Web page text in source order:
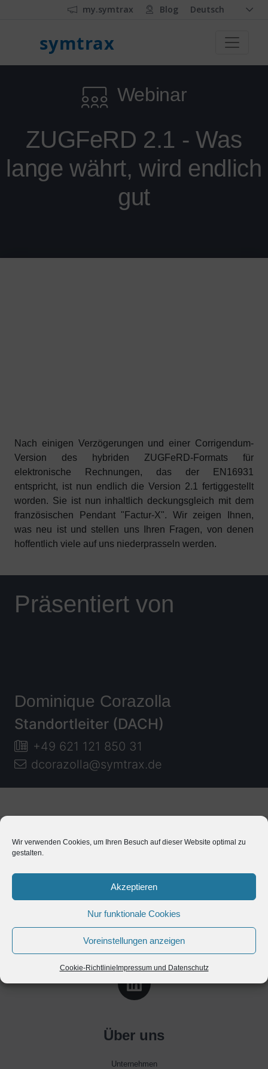
Wir verwenden Cookies, um Ihren Besuch auf dieser Website optimal zu
gestalten.
Akzeptieren
Nur funktionale Cookies
Voreinstellungen anzeigen
Cookie-Richtlinie Impressum und Datenschutz
my.symtrax Blog Deutsch
symtrax
Webinar
ZUGFeRD 2.1 - Was
lange währt, wird endlich
gut
Nach einigen Verzögerungen und einer Corrigendum-
Version des hybriden ZUGFeRD-Formats für
elektronische Rechnungen, das der EN16931
entspricht, ist nun endlich die Version 2.1 fertiggestellt
worden. Sie ist nun inhaltlich deckungsgleich mit dem
französischen Pendant "Factur-X". Wir zeigen Ihnen,
was neu ist und stellen uns Ihren Fragen, von denen
hoffentlich viele auf uns niederprasseln werden.
Präsentiert von
Dominique Corazolla
Standortleiter (DACH)
+49 621 121 850 31
dcorazolla@symtrax.de
Über uns
Unternehmen